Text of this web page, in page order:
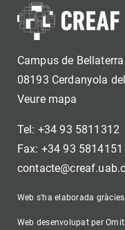
Campus de
08193 Cerdanyola
Veure mapa
Tel: +34 93 5811312
Fax: +34 93 5814151
Web s'ha elaborada
Web desenvolupat per